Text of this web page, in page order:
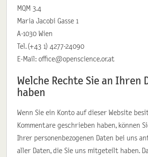
MQM 3.4
Maria Jacobi Gasse 1
A-1030 Wien
Tel. (+43 1) 4277-24090
E-Mail: office@openscience.or.at
Welche Rechte Sie an Ihren
haben
Wenn Sie ein Konto auf dieser Website
Kommentare geschrieben haben, können
Ihrer personenbezogenen Daten bei uns
aller Daten, die Sie uns mitgeteilt haben.